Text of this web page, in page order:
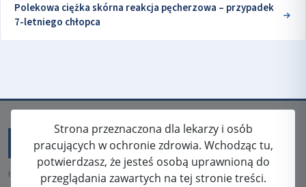
Polekowa ciężka skórna reakcja pęcherzowa – przypadek
7-letniego chłopca
Strona przeznaczona dla lekarzy i osób
pracujących w ochronie zdrowia. Wchodząc tu,
potwierdzasz, że jesteś osobą uprawnioną do
przeglądania zawartych na tej stronie treści.
ISSN: 2080-5438